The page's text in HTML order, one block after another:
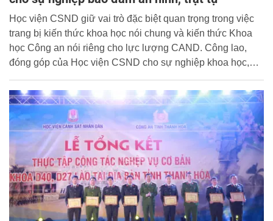
Học viện CSND giữ vai trò đặc biệt quan trọng trong việc
trang bị kiến thức khoa học nói chung và kiến thức Khoa
học Công an nói riêng cho lực lượng CAND. Công lao,
đóng góp của Học viện CSND cho sự nghiệp khoa học,
là vô cùng to lớn.